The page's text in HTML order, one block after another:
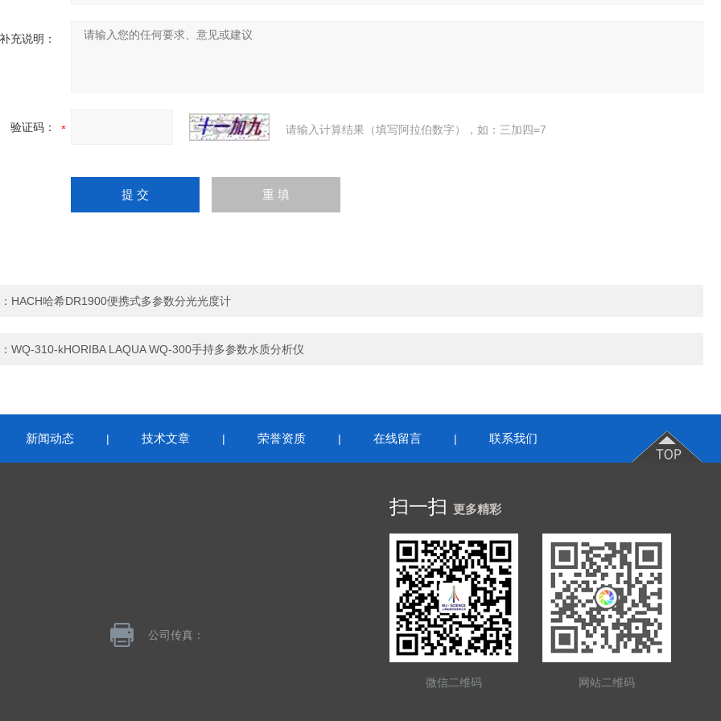
补充说明：
验证码： 请输入计算结果（填写阿拉伯数字），如：三加四=7
HACH哈希DR1900便携式多参数分光光度计
WQ-310-kHORIBA LAQUA WQ-300手持多参数水质分析仪
新闻动态 | 技术文章 | 荣誉资质 | 在线留言 | 联系我们
公司传真：
扫一扫 更多精彩
微信二维码 网站二维码